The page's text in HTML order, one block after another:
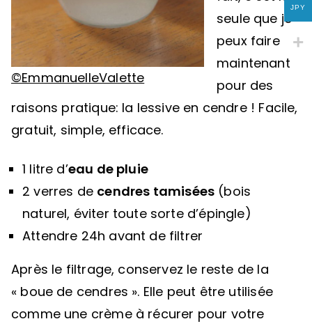
©EmmanuelleValette
seule que je
peux faire
maintenant
pour des
raisons pratique: la lessive en cendre ! Facile,
gratuit, simple, efficace.
1 litre d’eau de pluie
2 verres de cendres tamisées (bois
naturel, éviter toute sorte d’épingle)
Attendre 24h avant de filtrer
Après le filtrage, conservez le reste de la
« boue de cendres ». Elle peut être utilisée
comme une crème à récurer pour votre
JPY